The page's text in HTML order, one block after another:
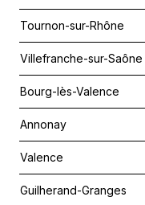
Tournon-sur-Rhône
Villefranche-sur-Saône
Bourg-lès-Valence
Annonay
Valence
Guilherand-Granges